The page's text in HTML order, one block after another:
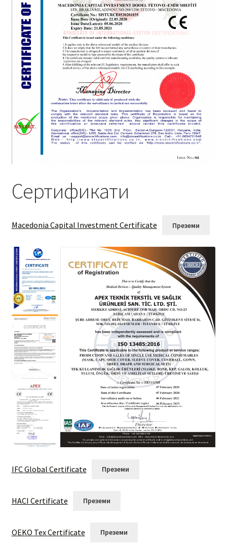
Сертификати
Macedonia Capital Investment Certificate Преземи
IFC Global Certificate Преземи
HACI Certificate Преземи
OEKO Tex Certificate Преземи